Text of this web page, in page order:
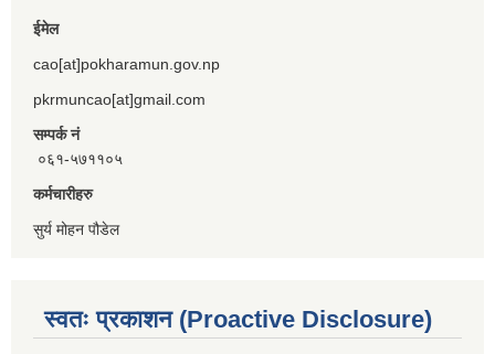
ईमेल
cao[at]pokharamun.gov.np
pkrmuncao[at]gmail.com
सम्पर्क नं
०६१-५७११०५
कर्मचारीहरु
सुर्य मोहन पौडेल
स्वतः प्रकाशन (Proactive Disclosure)